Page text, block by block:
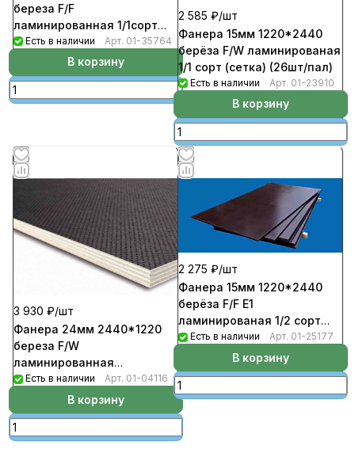
береза F/F
ламинированная 1/1сорт
(13шт/пал)
Есть в наличии Арт. 01-35764
В корзину
2 585 ₽/шт
Фанера 15мм 1220*2440
берёза F/W ламинированая
1/1 сорт (сетка) (26шт/пал)
Есть в наличии Арт. 01-23910
В корзину
3 930 ₽/шт
Фанера 24мм 2440*1220
береза F/W
ламинированная
1/2сорт(сетка) (17шт/пал)
Есть в наличии Арт. 01-04116
В корзину
2 275 ₽/шт
Фанера 15мм 1220*2440
берёза F/F E1
ламинированая 1/2 сорт
(26шт/пал)
Есть в наличии Арт. 01-25177
В корзину